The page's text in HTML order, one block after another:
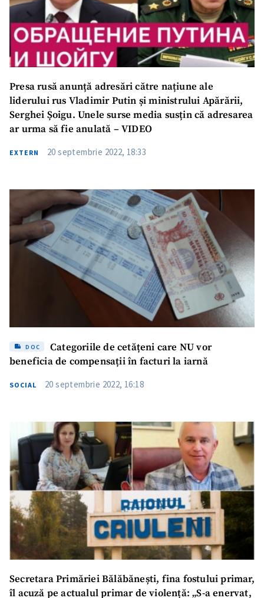
Presa rusă anunță adresări către națiune ale
liderului rus Vladimir Putin și ministrului Apărării,
Serghei Șoigu. Unele surse media susțin că adresarea
ar urma să fie anulată – VIDEO
EXTERN 20 septembrie 2022, 18:33
DOC
Categoriile de cetățeni care NU vor
beneficia de compensații în facturi la iarnă
SOCIAL 20 septembrie 2022, 16:18
Secretara Primăriei Bălăbănești, fina fostului primar,
îl acuză pe actualul primar de violență: „S-a enervat,